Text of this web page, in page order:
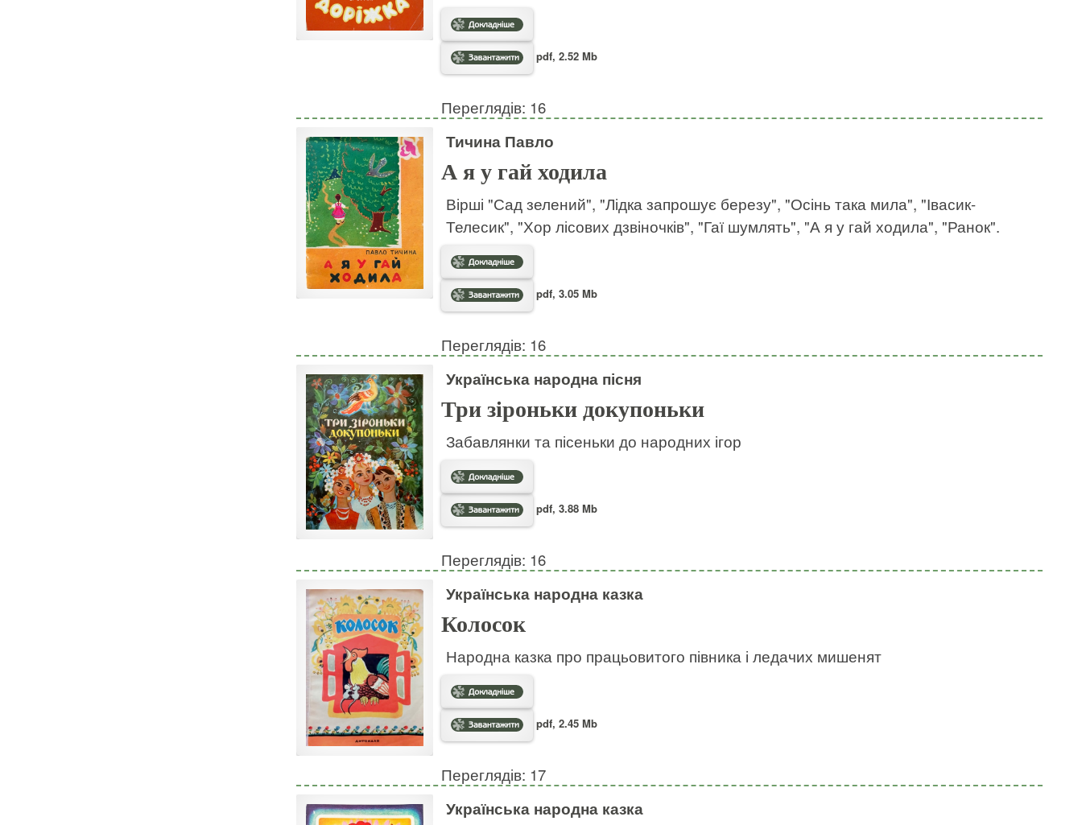
pdf, 2.52 Mb
Переглядів: 16
Тичина Павло
А я у гай ходила
Вірші "Сад зелений", "Лідка запрошує березу", "Осінь така мила", "Івасик-
Телесик", "Хор лісових дзвіночків", "Гаї шумлять", "А я у гай ходила", "Ранок".
pdf, 3.05 Mb
Переглядів: 16
Українська народна пісня
Три зіроньки докупоньки
Забавлянки та пісеньки до народних ігор
pdf, 3.88 Mb
Переглядів: 16
Українська народна казка
Колосок
Народна казка про працьовитого півника і ледачих мишенят
pdf, 2.45 Mb
Переглядів: 17
Українська народна казка